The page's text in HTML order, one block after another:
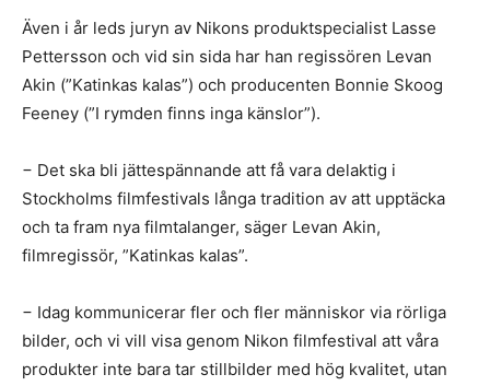
Även i år leds juryn av Nikons produktspecialist Lasse
Pettersson och vid sin sida har han regissören Levan
Akin (”Katinkas kalas”) och producenten Bonnie Skoog
Feeney (”I rymden finns inga känslor”).
− Det ska bli jättespännande att få vara delaktig i
Stockholms filmfestivals långa tradition av att upptäcka
och ta fram nya filmtalanger, säger Levan Akin,
filmregissör, ”Katinkas kalas”.
− Idag kommunicerar fler och fler människor via rörliga
bilder, och vi vill visa genom Nikon filmfestival att våra
produkter inte bara tar stillbilder med hög kvalitet, utan